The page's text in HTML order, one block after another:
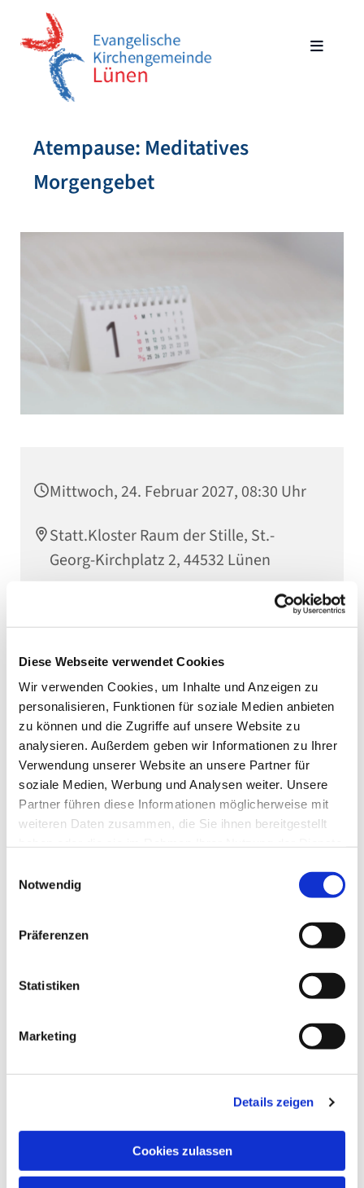
Diese Webseite verwendet Cookies
Wir verwenden Cookies, um Inhalte und Anzeigen zu
personalisieren, Funktionen für soziale Medien anbieten
zu können und die Zugriffe auf unsere Website zu
analysieren. Außerdem geben wir Informationen zu Ihrer
Verwendung unserer Website an unsere Partner für
soziale Medien, Werbung und Analysen weiter. Unsere
Partner führen diese Informationen möglicherweise mit
weiteren Daten zusammen, die Sie ihnen bereitgestellt
Notwendig
Präferenzen
Statistiken
Marketing
Details zeigen
Cookies zulassen
Atempause: Meditatives
Morgengebet
Mittwoch, 24. Februar 2027, 08:30 Uhr
Statt.Kloster Raum der Stille, St.-
Georg-Kirchplatz 2, 44532 Lünen